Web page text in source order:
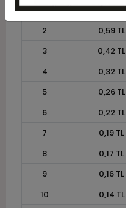
1
1,18 TL
2
0,59 TL
3
0,42 TL
4
0,32 TL
5
0,26 TL
6
0,22 TL
7
0,19 TL
8
0,17 TL
9
0,16 TL
10
0,14 TL